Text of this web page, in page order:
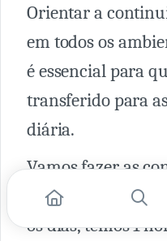
Orientar a
em todos os
é essencial para
transferido para
diária.
Vamos fazer as
a criança
os dias, temos 1